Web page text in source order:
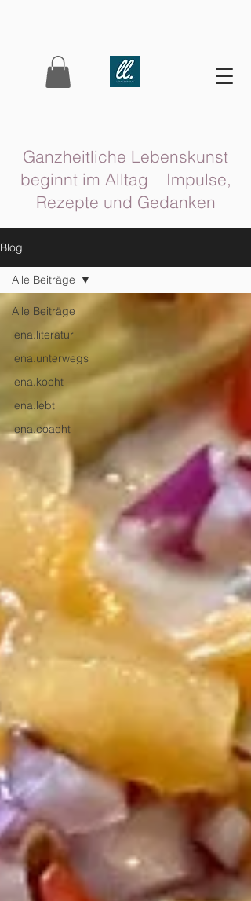
Ganzheitliche Lebenskunst
beginnt im Alltag – Impulse,
Rezepte und Gedanken
Blog
Alle Beiträge
lena.literatur
lena.unterwegs
lena.kocht
lena.lebt
lena.coacht
Alle Beiträge